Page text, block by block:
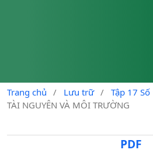
Trang chủ / Lưu trữ / Tập 17
TÀI NGUYÊN VÀ MÔI TRƯỜNG
PDF